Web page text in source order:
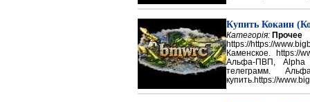
Купить Кокаин
Категорія: Прочее
https://https://
Каменское. https://
Альфа-ПВП, Alpha
телеграмм.
купить.https://